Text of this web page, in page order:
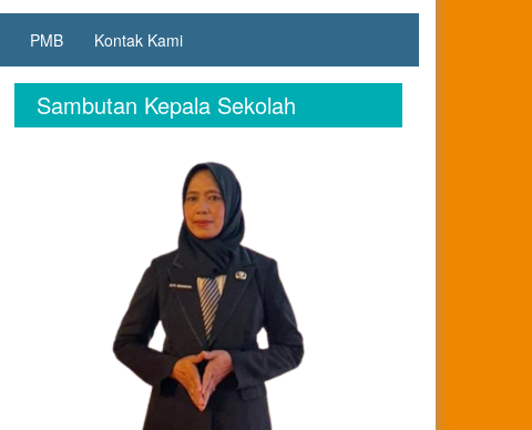
PMB Kontak Kami
Sambutan Kepala Sekolah